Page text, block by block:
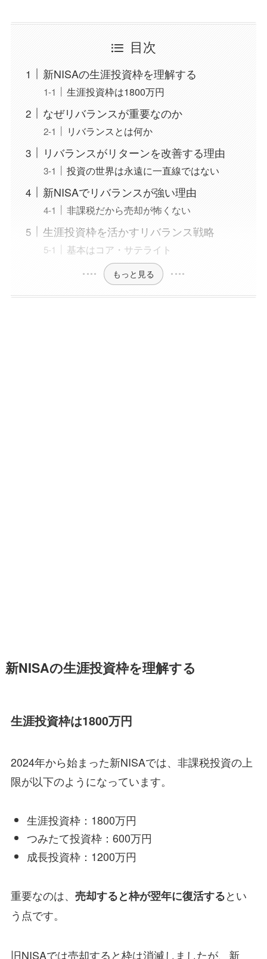
目次
新NISAの生涯投資枠を理解する
生涯投資枠は1800万円
なぜリバランスが重要なのか
リバランスとは何か
リバランスがリターンを改善する理由
投資の世界は永遠に一直線ではない
新NISAでリバランスが強い理由
非課税だから売却が怖くない
生涯投資枠を活かすリバランス戦略
基本はコア・サテライト
もっと見る
新NISAの生涯投資枠を理解する
生涯投資枠は1800万円
2024年から始まった新NISAでは、非課税投資の上
限が以下のようになっています。
生涯投資枠：1800万円
つみたて投資枠：600万円
成長投資枠：1200万円
重要なのは、 売却すると枠が翌年に復活するとい
う点です。
旧NISAでは売却すると枠は消滅しましたが、新